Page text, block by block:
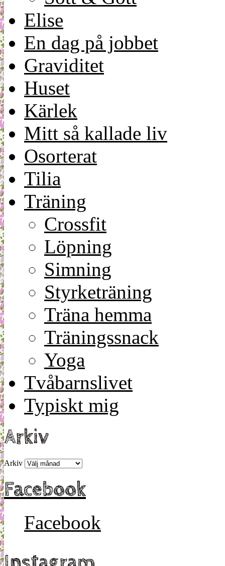
Elise
En dag på jobbet
Graviditet
Huset
Kärlek
Mitt så kallade liv
Osorterat
Tilia
Träning
Crossfit
Löpning
Simning
Styrketräning
Träna hemma
Träningssnack
Yoga
Tvåbarnslivet
Typiskt mig
Arkiv
Arkiv
Facebook
Facebook